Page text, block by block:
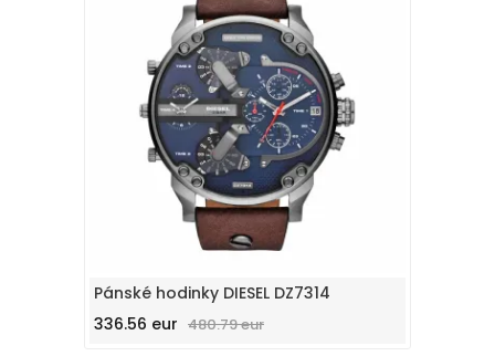
Pánské hodinky DIESEL DZ7314
336.56 eur 480.79 eur